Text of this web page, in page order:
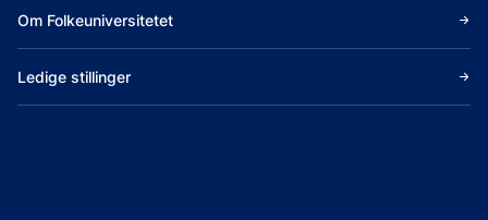
Om Folkeuniversitetet
Ledige stillinger